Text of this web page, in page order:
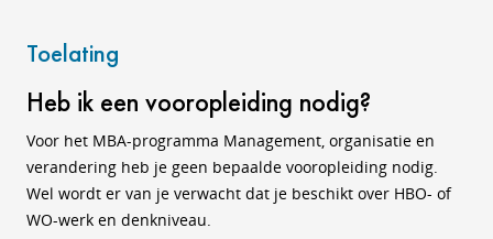
Toelating
Heb ik een vooropleiding nodig?
Voor het MBA-programma Management, organisatie en
verandering heb je geen bepaalde vooropleiding nodig.
Wel wordt er van je verwacht dat je beschikt over HBO- of
WO-werk en denkniveau.